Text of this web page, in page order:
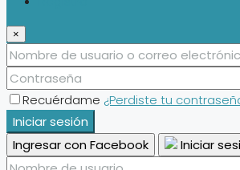
×
Recuérdame ¿Perdiste tu
Iniciar sesión
Ingresar con Facebook
Iniciar